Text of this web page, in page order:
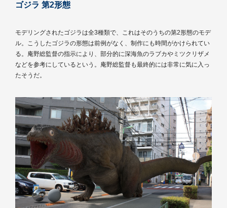
ゴジラ 第2形態
モデリングされたゴジラは全3種類で、これはそのうちの第2形態のモデ
ル。こうしたゴジラの形態は前例がなく、制作にも時間がかけられてい
る。庵野総監督の指示により、部分的に深海魚のラブカやミツクリザメ
などを参考にしているという。庵野総監督も最終的には非常に気に入っ
たそうだ。